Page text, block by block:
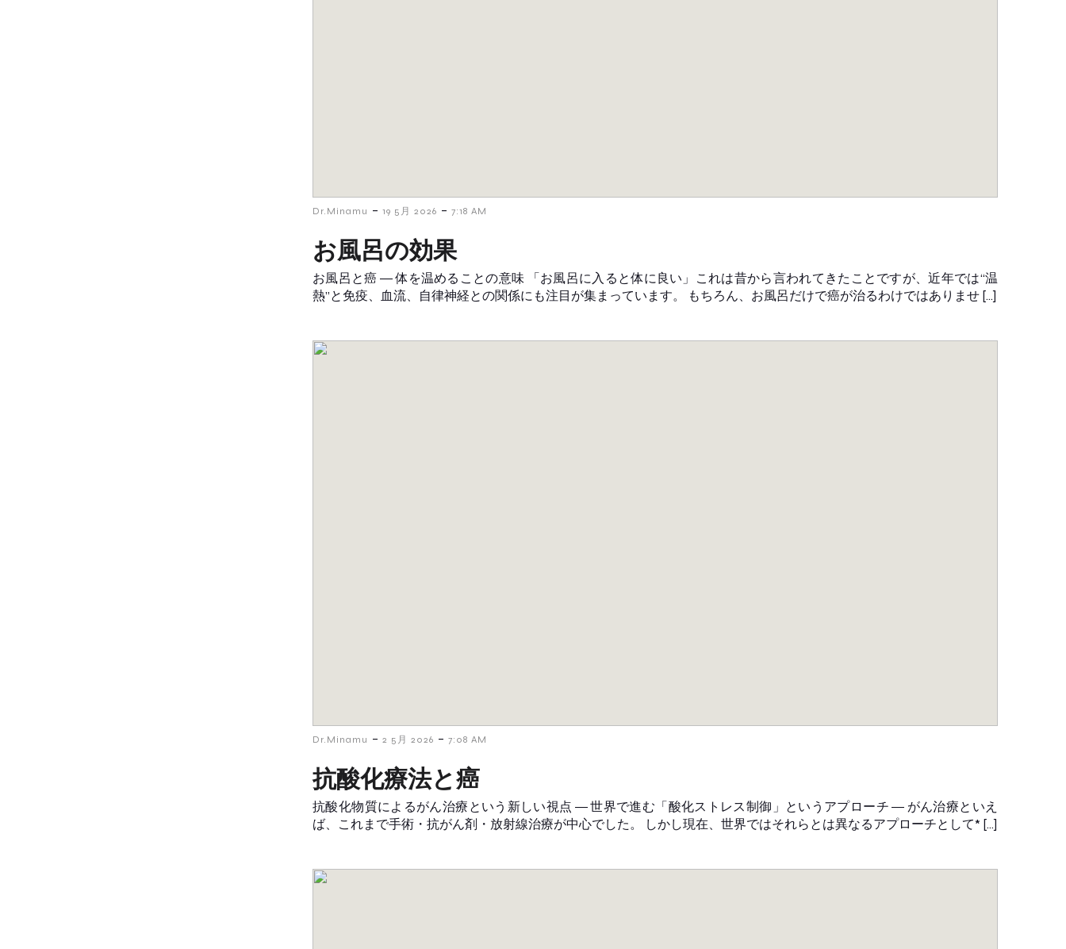
Dr.Minamu - 19 5月 2026 - 7:18 AM
お風呂の効果
お風呂と癌 ― 体を温めることの意味 「お風呂に入ると体に良い」これは昔から言われてきたことですが、近年では“温
熱”と免疫、血流、自律神経との関係にも注目が集まっています。 もちろん、お風呂だけで癌が治るわけではありませ […]
Dr.Minamu - 2 5月 2026 - 7:08 AM
抗酸化療法と癌
抗酸化物質によるがん治療という新しい視点 ― 世界で進む「酸化ストレス制御」というアプローチ ― がん治療といえ
ば、これまで手術・抗がん剤・放射線治療が中心でした。 しかし現在、世界ではそれらとは異なるアプローチとして* […]